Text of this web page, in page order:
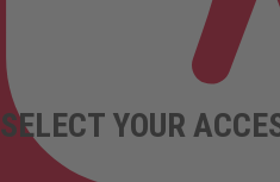
SELECT YOUR